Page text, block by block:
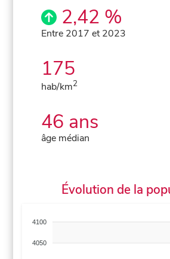
2,42 %
Entre 2017 et 2023
175
hab/km2
46 ans
âge médian
Évolution de la
4100
4050